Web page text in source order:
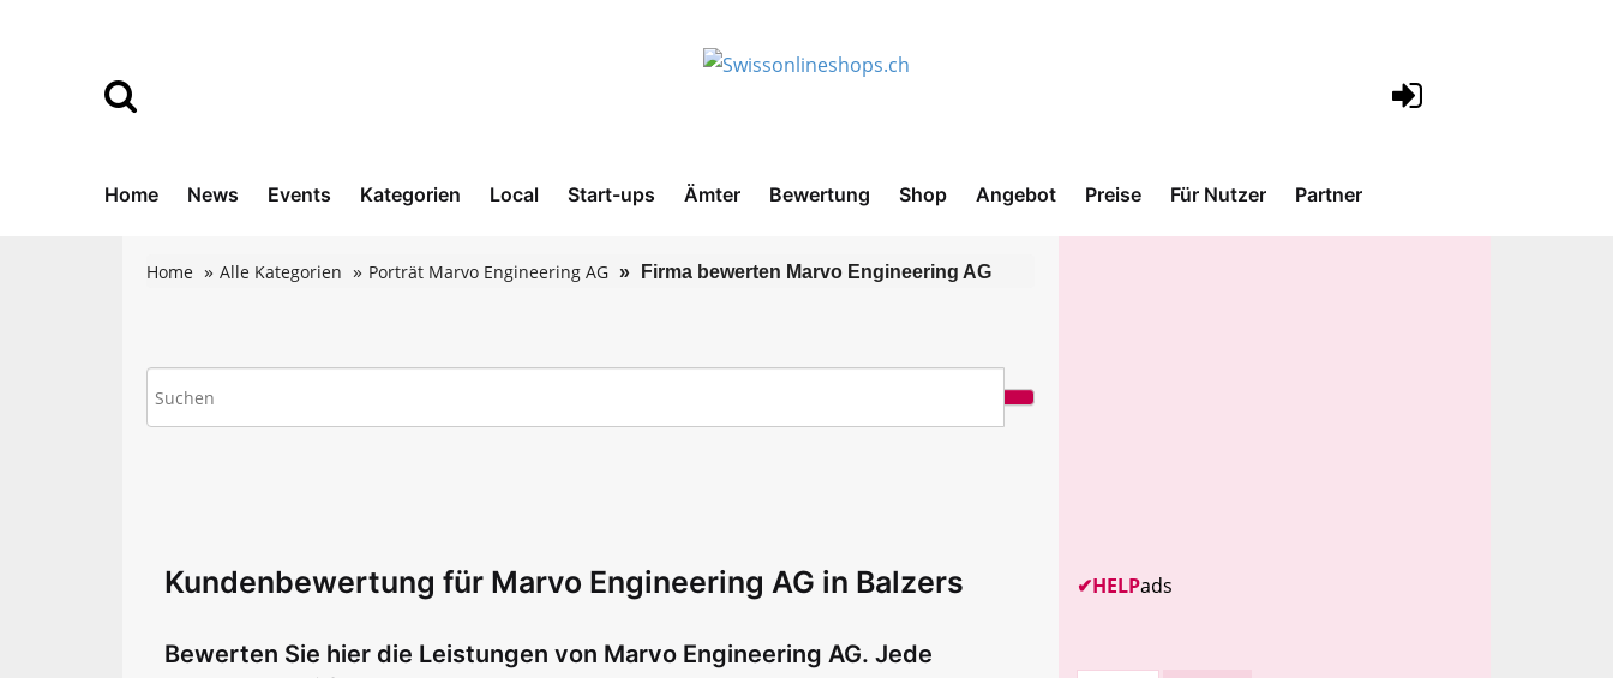
Home News Events Kategorien Local Start-ups Ämter Bewertung Shop Angebot Preise Für Nutzer Partner
Home Alle Kategorien Porträt Marvo Engineering AG Firma bewerten Marvo Engineering AG
Kundenbewertung für Marvo Engineering AG in Balzers
Bewerten Sie hier die Leistungen von Marvo Engineering AG. Jede
✔HELPads